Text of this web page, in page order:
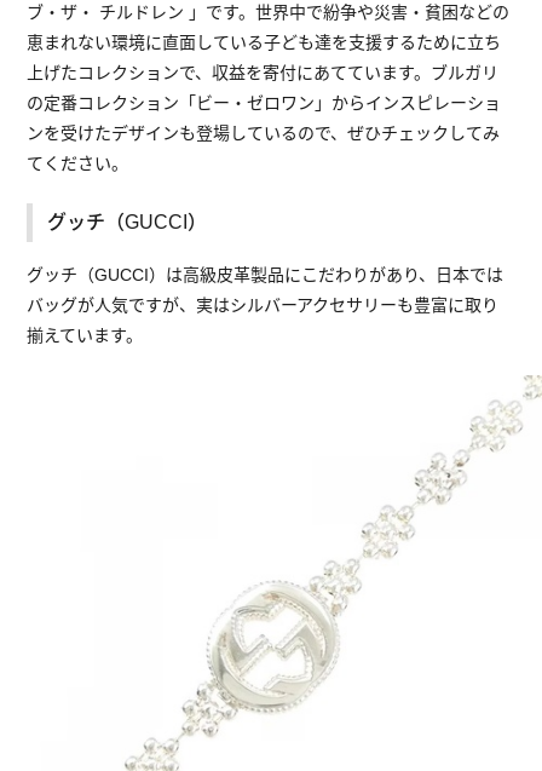
ブ・ザ・ チルドレン 」です。世界中で紛争や災害・貧困などの
恵まれない環境に直面している子ども達を支援するために立ち
上げたコレクションで、収益を寄付にあてています。ブルガリ
の定番コレクション「ビー・ゼロワン」からインスピレーショ
ンを受けたデザインも登場しているので、ぜひチェックしてみ
てください。
グッチ（GUCCI）
グッチ（GUCCI）は高級皮革製品にこだわりがあり、日本では
バッグが人気ですが、実はシルバーアクセサリーも豊富に取り
揃えています。